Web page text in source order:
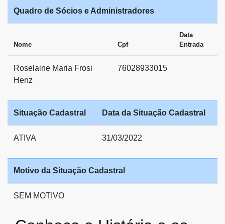
Quadro de Sócios e Administradores
Nome Cpf
Data
Entrada
Roselaine Maria Frosi
Henz
76028933015
Situação Cadastral Data da Situação Cadastral
ATIVA 31/03/2022
Motivo da Situação Cadastral
SEM MOTIVO